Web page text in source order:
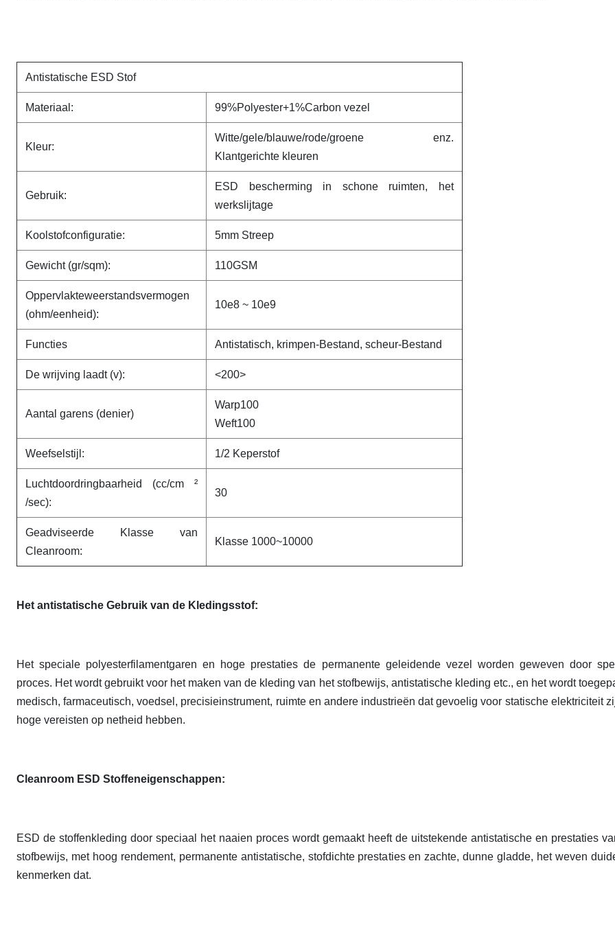
Antistatische ESD Stof
Materiaal: 99%Polyester+1%Carbon vezel
Kleur:
Witte/gele/blauwe/rode/groene enz.
Klantgerichte kleuren
Gebruik:
ESD bescherming in schone ruimten, het
werkslijtage
Koolstofconfiguratie: 5mm Streep
Gewicht (gr/sqm): 110GSM
Oppervlakteweerstandsvermogen
(ohm/eenheid):
10e8 ~ 10e9
Functies Antistatisch, krimpen-Bestand, scheur-Bestand
De wrijving laadt (v): <200>
Aantal garens (denier)
Warp100
Weft100
Weefselstijl: 1/2 Keperstof
Luchtdoordringbaarheid (cc/cm ²
/sec):
30
Geadviseerde Klasse van
Cleanroom:
Klasse 1000~10000
Het antistatische Gebruik van de Kledingsstof:
Het speciale polyesterfilamentgaren en hoge prestaties de permanente geleidende vezel worden geweven door
proces. Het wordt gebruikt voor het maken van de kleding van het stofbewijs, antistatische kleding etc., en het wordt
medisch, farmaceutisch, voedsel, precisieinstrument, ruimte en andere industrieën dat gevoelig voor statische elektriciteit
hoge vereisten op netheid hebben.
Cleanroom ESD Stoffeneigenschappen:
ESD de stoffenkleding door speciaal het naaien proces wordt gemaakt heeft de uitstekende antistatische en prestaties
stofbewijs, met hoog rendement, permanente antistatische, stofdichte prestaties en zachte, dunne gladde, het weven
kenmerken dat.